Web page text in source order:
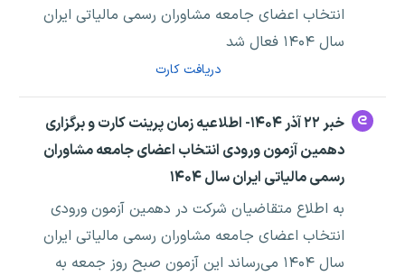
انتخاب اعضای جامعه مشاوران رسمی مالیاتی ایران
سال ۱۴۰۴ فعال شد
دریافت کارت
خبر ۲۲ آذر ۱۴۰۴- اطلاعیه زمان پرینت کارت و برگزاری
دهمین آزمون ورودی انتخاب اعضای جامعه مشاوران
رسمی مالیاتی ایران سال ۱۴۰۴
به اطلاع متقاضیان شرکت در دهمین آزمون ورودی
انتخاب اعضای جامعه مشاوران رسمی مالیاتی ایران
سال ۱۴۰۴ می‌رساند این آزمون صبح روز جمعه به